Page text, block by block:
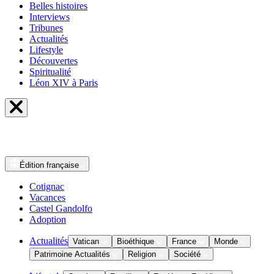
Belles histoires
Interviews
Tribunes
Actualités
Lifestyle
Découvertes
Spiritualité
Léon XIV à Paris
Édition française
Cotignac
Vacances
Castel Gandolfo
Adoption
Actualités Vatican Bioéthique France
Monde
Patrimoine Actualités
Religion Société